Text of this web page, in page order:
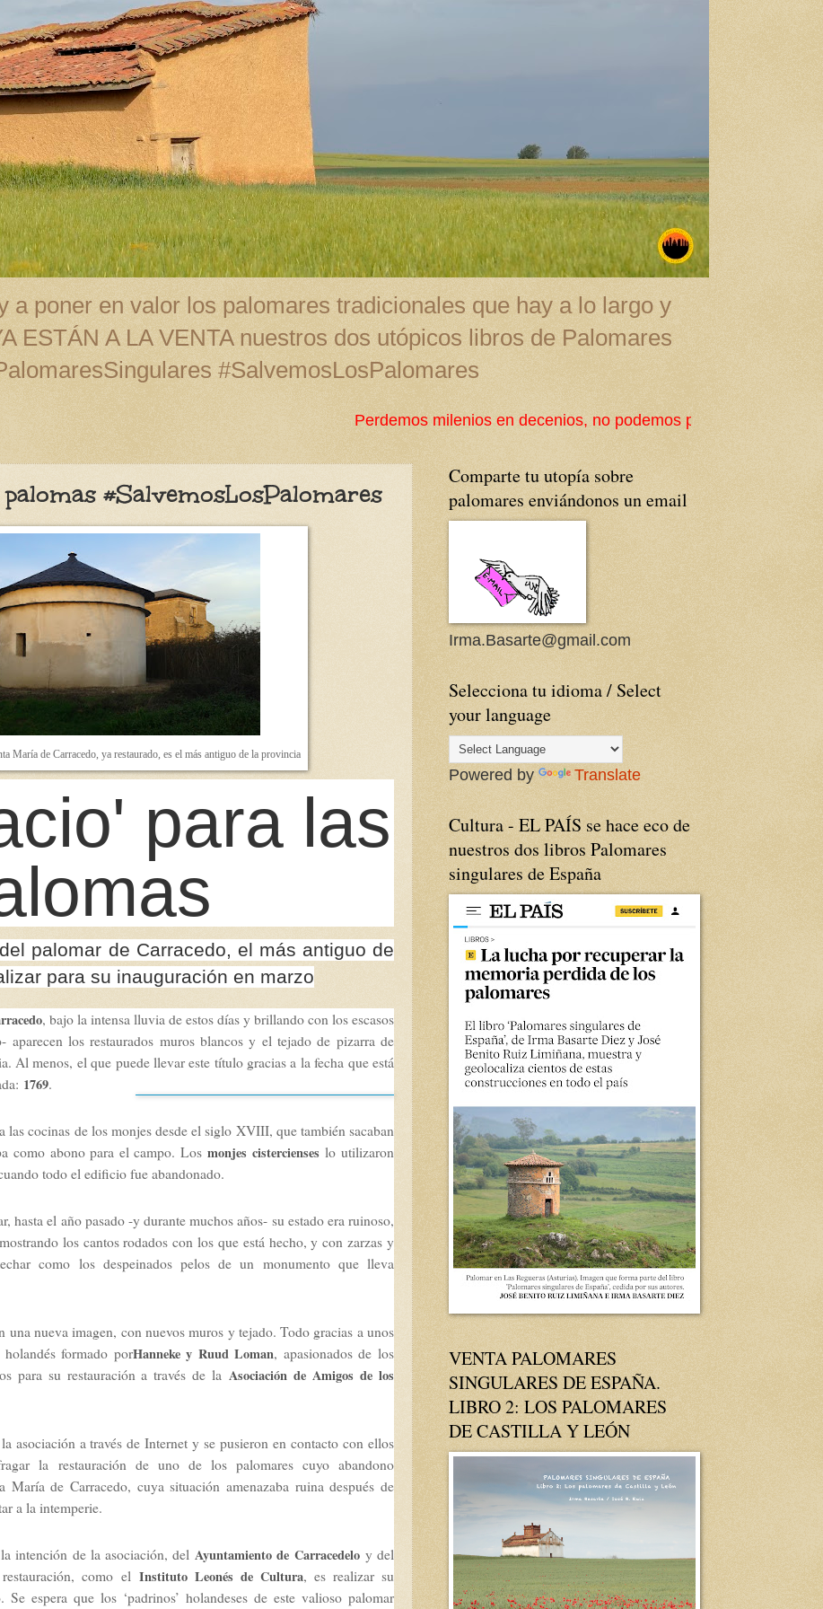
a poner en valor los palomares tradicionales que hay a lo largo y
ESTÁN A LA VENTA nuestros dos utópicos libros de Palomares
#SalvemosLosPalomares
Perdemos milenios en decenios, no podemos perder la cultura popular ni
#SalvemosLosPalomares
María de Carracedo, ya restaurado, es el más antiguo de la provincia
para las
palomar de Carracedo, el más antiguo de
para su inauguración en marzo
, bajo la intensa lluvia de estos días y brillando con los escasos
los restaurados muros blancos y el tejado de pizarra de
Al menos, el que puede llevar este título gracias a la fecha que está
1769.
a las cocinas de los monjes desde el siglo XVIII, que también sacaban
como abono para el campo. Losmonjes cistercienses lo utilizaron
todo el edificio fue abandonado.
hasta el año pasado -y durante muchos años- su estado era ruinoso,
los cantos rodados con los que está hecho, y con zarzas y
como los despeinados pelos de un monumento que lleva
una nueva imagen, con nuevos muros y tejado. Todo gracias a unos
formado porHanneke y Ruud Loman, apasionados de los
para su restauración a través de laAsociación de Amigos de los
asociación a través de Internet y se pusieron en contacto con ellos
la restauración de uno de los palomares cuyo abandono
de Carracedo, cuya situación amenazaba ruina después de
a la intemperie.
intención de la asociación, delAyuntamiento de Carracedeloy del
como elInstituto Leonés de Cultura, es realizar su
espera que los ‘padrinos’ holandeses de este valioso palomar
Comparte tu utopía sobre
palomares enviándonos un email
Irma.Basarte@gmail.com
Selecciona tu idioma / Select
your language
Powered by Translate
Cultura - EL PAÍS se hace eco de
nuestros dos libros Palomares
singulares de España
VENTA PALOMARES
SINGULARES DE ESPAÑA.
LIBRO 2: LOS PALOMARES
DE CASTILLA Y LEÓN